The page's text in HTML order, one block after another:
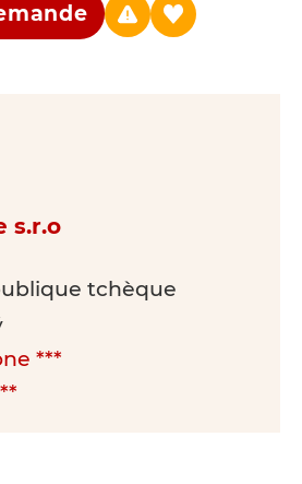
s.r.o
tchèque
***